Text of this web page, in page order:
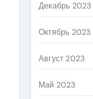
Декабрь 2023
Октябрь 2023
Август 2023
Май 2023